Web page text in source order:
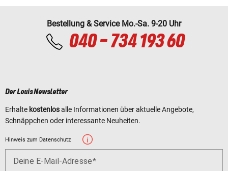
Bestellung & Service Mo.-Sa. 9-20 Uhr
040 - 734 193 60
Der Louis Newsletter
Erhalte kostenlosalle Informationen über aktuelle Angebote,
Schnäppchen oder interessante Neuheiten.
Hinweis zum Datenschutz
Deine E-Mail-Adresse